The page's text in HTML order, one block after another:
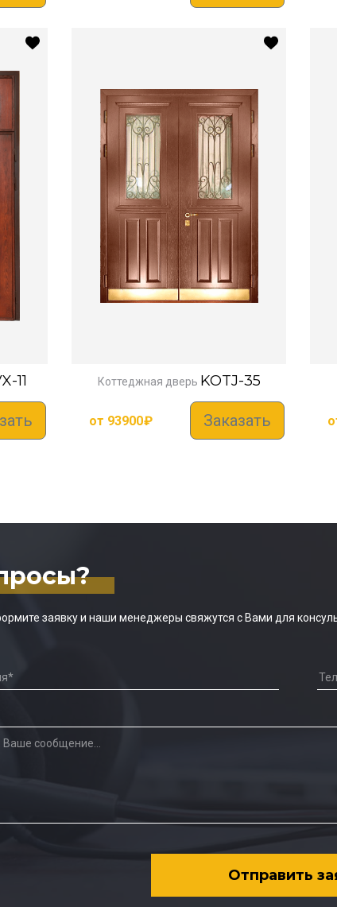
11 Коттеджная дверь KOTJ-35
от 93900₽ Заказать
заявку и наши менеджеры свяжутся с Вами для
Отправить